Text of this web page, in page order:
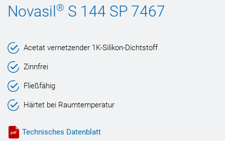
Novasil ® S 144 SP 7467
Acetat vernetzender 1K-Silikon-Dichtstoff
Zinnfrei
Fließfähig
Härtet bei Raumtemperatur
Technisches Datenblatt